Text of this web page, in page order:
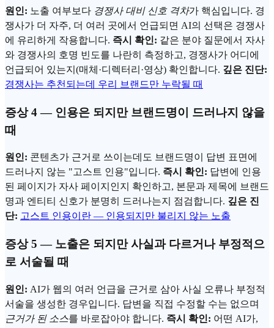
원인: 노출 여부보다 경쟁사 대비 신호 격차가 핵심입니다. 경
쟁사가 더 자주, 더 여러 곳에서 언급되면 AI의 선택은 경쟁사
에 유리하게 작용합니다. 즉시 확인: 같은 분야 질문에서 자사
와 경쟁사의 호명 빈도를 나란히 측정하고, 경쟁사가 어디에
언급되어 있는지(매체·디렉터리·영상) 확인합니다. 깊은 진단:
경쟁사는 추천되는데 우리 브랜드만 누락될 때
증상 4 — 인용은 되지만 브랜드명이 드러나지 않을
때
원인: 콘텐츠가 근거로 쓰이는데도 브랜드명이 답변 표면에
드러나지 않는 "고스트 인용"입니다. 즉시 확인: 답변에 인용
된 페이지가 자사 페이지인지 확인하고, 본문과 제목에 브랜드
명과 엔티티 신호가 분명히 드러나는지 점검합니다. 깊은 진
단: 고스트 인용이란 — 인용되지만 불리지 않는 노출
증상 5 — 노출은 되지만 사실과 다르거나 부정적으
로 서술될 때
원인: AI가 웹의 여러 언급을 근거로 삼아 사실 오류나 부정적
서술을 생성한 경우입니다. 답변을 직접 수정할 수는 없으며
근거가 된 소스를 바로잡아야 합니다. 즉시 확인: 어떤 AI가,